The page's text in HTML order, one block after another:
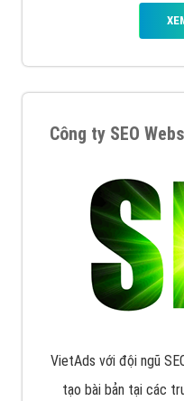
Công ty SEO
VietAds với đội ngũ
tạo bài bản tại các